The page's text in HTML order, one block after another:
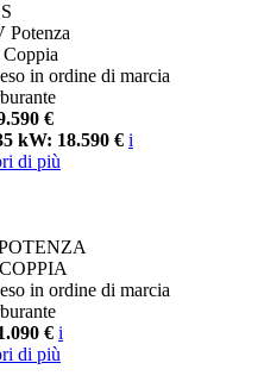
Potenza
Coppia
in ordine di marcia
€
kW: 18.590 € i
di più
COPPIA
in ordine di marcia
€ i
di più